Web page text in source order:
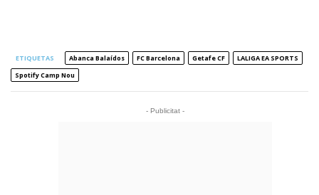
ETIQUETAS Abanca Balaídos FC Barcelona Getafe CF
LALIGA EA SPORTS
Spotify Camp Nou
- Publicitat -